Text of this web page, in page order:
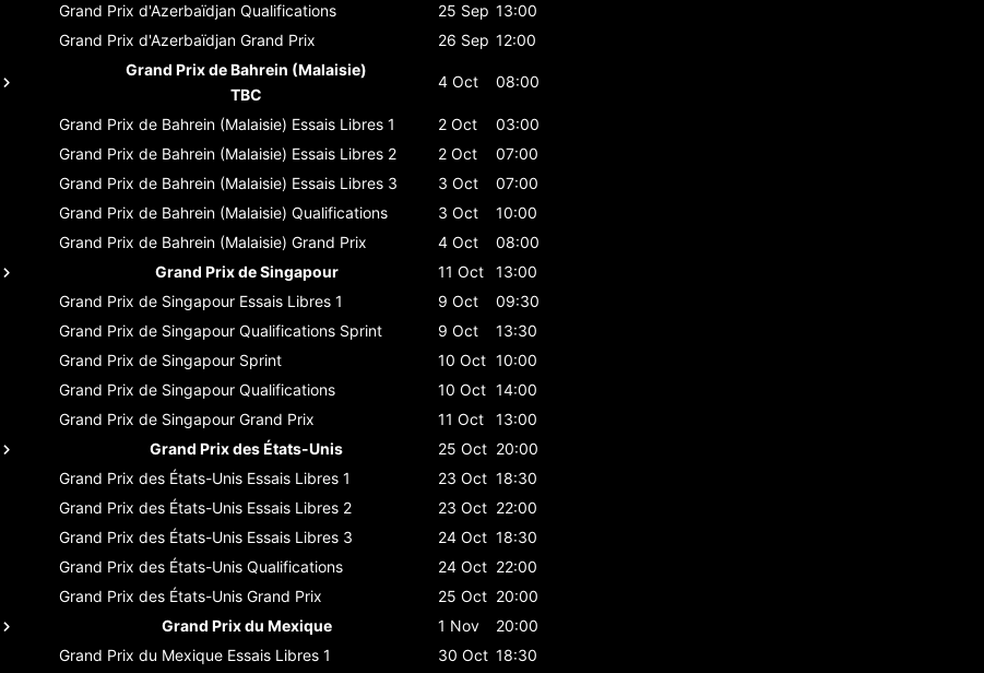
Grand Prix d'Azerbaïdjan Qualifications 25 Sep 13:00
Grand Prix d'Azerbaïdjan Grand Prix 26 Sep 12:00
Grand Prix de Bahrein (Malaisie)
TBC
4 Oct 08:00
Grand Prix de Bahrein (Malaisie) Essais Libres 1 2 Oct
03:00
Grand Prix de Bahrein (Malaisie) Essais Libres 2 2 Oct
07:00
Grand Prix de Bahrein (Malaisie) Essais Libres 3 3 Oct
07:00
Grand Prix de Bahrein (Malaisie) Qualifications 3 Oct
10:00
Grand Prix de Bahrein (Malaisie) Grand Prix 4 Oct
08:00
Grand Prix de Singapour
11 Oct
13:00
Grand Prix de Singapour Essais Libres 1 9 Oct
09:30
Grand Prix de Singapour Qualifications Sprint 9 Oct
13:30
Grand Prix de Singapour Sprint 10 Oct 10:00
Grand Prix de Singapour Qualifications 10 Oct 14:00
Grand Prix de Singapour Grand Prix 11 Oct
13:00
Grand Prix des États-Unis
25 Oct 20:00
Grand Prix des États-Unis Essais Libres 1 23 Oct 18:30
Grand Prix des États-Unis Essais Libres 2 23 Oct 22:00
Grand Prix des États-Unis Essais Libres 3 24 Oct 18:30
Grand Prix des États-Unis Qualifications 24 Oct 22:00
Grand Prix des États-Unis Grand Prix 25 Oct 20:00
Grand Prix du Mexique
1 Nov
20:00
Grand Prix du Mexique Essais Libres 1 30 Oct 18:30